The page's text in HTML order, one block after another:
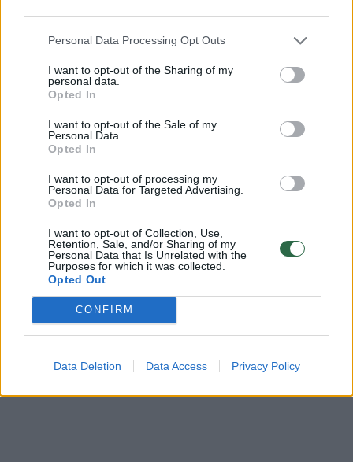
Personal Data Processing Opt Outs
I want to opt-out of the Sharing of my
personal data.
Opted In
I want to opt-out of the Sale of my
Personal Data.
Opted In
I want to opt-out of processing my
Personal Data for Targeted Advertising.
Opted In
I want to opt-out of Collection, Use,
Retention, Sale, and/or Sharing of my
Personal Data that Is Unrelated with the
Purposes for which it was collected.
Opted Out
CONFIRM
Data Deletion Data Access Privacy Policy
Komentuoti po šiuo straipsniu
Komentuoti gali tik Lrytas registruoti vartotojai.
Prisijunkite prie registruotų vartotojų
bendruomenės ir bendraukite komentaruose!
Rodyti komentarus
Prisijungti komentatoriams